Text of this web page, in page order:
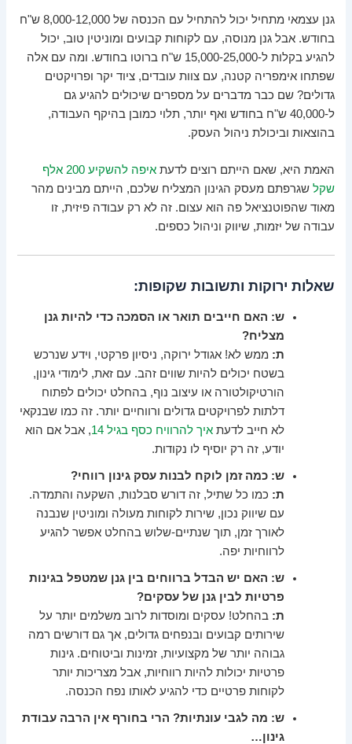
גנן עצמאי מתחיל יכול להתחיל עם הכנסה של 8,000-12,000 ש"ח
בחודש. אבל גנן מנוסה, עם לקוחות קבועים ומוניטין טוב, יכול
להגיע בקלות ל-15,000-25,000 ש"ח ברוטו בחודש. ומה עם אלה
שפתחו אימפריה קטנה, עם צוות עובדים, ציוד יקר ופרויקטים
גדולים? שם כבר מדברים על מספרים שיכולים להגיע גם
ל-40,000 ש"ח בחודש ואף יותר, תלוי כמובן בהיקף העבודה,
בהוצאות וביכולת ניהול העסק.
האמת היא, שאם הייתם רוצים לדעת
איפה להשקיע 200 אלף
שקל שגרפתם מעסק הגינון המצליח שלכם, הייתם מבינים מהר
מאוד שהפוטנציאל פה הוא עצום. זה לא רק עבודה פיזית, זו
עבודה של יזמות, שיווק וניהול כספים.
שאלות ירוקות ותשובות שקופות:
ש: האם חייבים תואר או הסמכה כדי להיות גנן
מצליח?
ת: ממש לא! אגודל ירוקה, ניסיון פרקטי, וידע שנרכש
בשטח יכולים להיות שווים זהב. עם זאת, לימודי גינון,
הורטיקולטורה או עיצוב נוף, בהחלט יכולים לפתוח
דלתות לפרויקטים גדולים ורווחיים יותר. זה כמו שבנקאי
לא חייב לדעתאיך להרוויח כסף בגיל 14
, אבל אם הוא
יודע, זה רק יוסיף לו נקודות.
ש: כמה זמן לוקח לבנות עסק גינון רווחי?
ת: כמו כל שתיל, זה דורש סבלנות, השקעה והתמדה.
עם שיווק נכון, שירות לקוחות מעולה ומוניטין שנבנה
לאורך זמן, תוך שנתיים-שלוש בהחלט אפשר להגיע
לרווחיות יפה.
ש: האם יש הבדל ברווחים בין גנן שמטפל בגינות
פרטיות לבין גנן של עסקים?
ת: בהחלט! עסקים ומוסדות לרוב משלמים יותר על
שירותים קבועים ובנפחים גדולים, אך גם דורשים רמה
גבוהה יותר של מקצועיות, זמינות וביטוחים. גינות
פרטיות יכולות להיות רווחיות, אבל מצריכות יותר
לקוחות פרטיים כדי להגיע לאותו נפח הכנסה.
ש: מה לגבי עונתיות? הרי בחורף אין הרבה עבודת
גינון…